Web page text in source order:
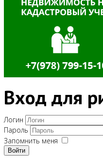
Вход для
Логин
Пароль
Запомнить меня
Войти